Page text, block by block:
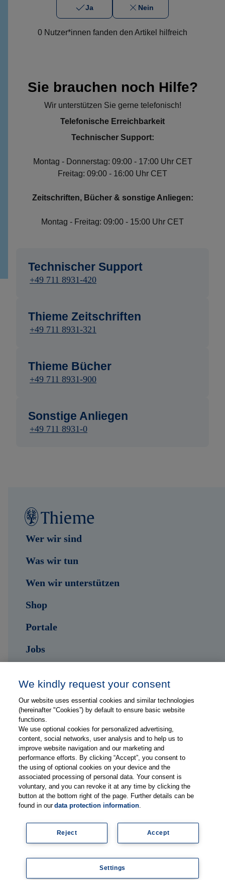
Ja Nein
0 Nutzer*innen fanden den Artikel hilfreich
Sie brauchen noch Hilfe?
Wir unterstützen Sie gerne telefonisch!
Telefonische Erreichbarkeit
Technischer Support:
Montag - Donnerstag: 09:00 - 17:00 Uhr CET
Freitag: 09:00 - 16:00 Uhr CET
Zeitschriften, Bücher & sonstige Anliegen:
Montag - Freitag: 09:00 - 15:00 Uhr CET
Technischer Support
+49 711 8931-420
Thieme Zeitschriften
+49 711 8931-321
Thieme Bücher
+49 711 8931-900
Sonstige Anliegen
+49 711 8931-0
Wer wir sind
Was wir tun
Wen wir unterstützen
Shop
Portale
Jobs
Folge uns auf ...
Impressum
Datenschutzerklärung
FAQs
Mediadaten
Legal
Newsletter abonnieren
We kindly request your consent
Our website uses essential cookies and similar technologies
(hereinafter "Cookies”) by default to ensure basic website
functions.
We use optional cookies for personalized advertising,
content, social networks, user analysis and to help us to
improve website navigation and our marketing and
performance efforts. By clicking “Accept”, you consent to
the using of optional cookies on your device and the
associated processing of personal data. Your consent is
voluntary, and you can revoke it at any time by clicking the
button at the bottom right of the page. Further details can be
found in ourdata protection information.
Accept
Reject
Settings